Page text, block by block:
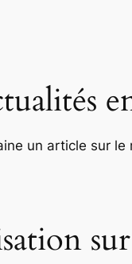
un article sur